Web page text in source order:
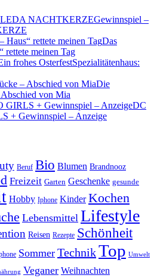
Gewinnspiel –
Das
rettete meinen Tag
Spezialitätenhaus:
Die
von Mia
DC
+ Gewinnspiel – Anzeige
Beruf Bio Blumen Brandnooz
Freizeit Garten Geschenke gesunde
Hobby Iphone Kinder Kochen
Lebensmittel Lifestyle
Reisen Rezepte Schönheit
Sommer TechnikTop Umwelt
Veganer Weihnachten